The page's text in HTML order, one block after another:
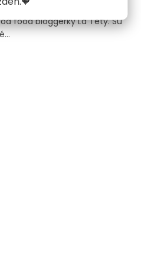
vám prinášame recept
food bloggerky La Tety. Sú